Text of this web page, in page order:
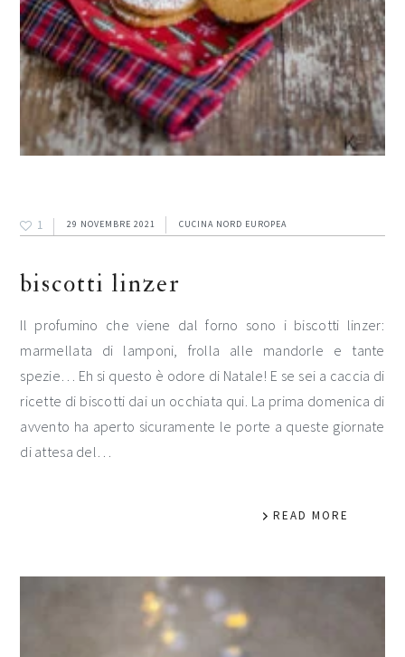
1 29 NOVEMBRE 2021 CUCINA NORD EUROPEA
biscotti linzer
Il profumino che viene dal forno sono i biscotti linzer:
marmellata di lamponi, frolla alle mandorle e tante
spezie… Eh si questo è odore di Natale! E se sei a caccia di
ricette di biscotti dai un occhiata qui. La prima domenica di
avvento ha aperto sicuramente le porte a queste giornate
di attesa del…
READ MORE